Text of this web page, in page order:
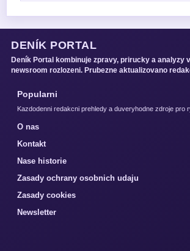
DENÍK PORTAL
Deník Portal kombinuje zpravy, prirucky a analyzy
newsroom rozlozeni. Prubezne aktualizovano
Popularni
Kazdodenni redakcni prehledy a duveryhodne zdroje pro
O nas
Kontakt
Nase historie
Zasady ochrany osobnich udaju
Zasady cookies
Newsletter